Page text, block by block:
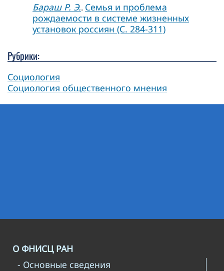
Бараш Р. Э.. Семья и проблема
рождаемости в системе жизненных
установок россиян (C. 284-311)
Рубрики:
Социология
Социология общественного мнения
О ФНИСЦ РАН
- Основные сведения